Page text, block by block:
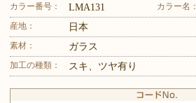
カラー番号： LMA131 カラー名：
産地： 日本
素材： ガラス
加工の種類： スキ、ツヤ有り